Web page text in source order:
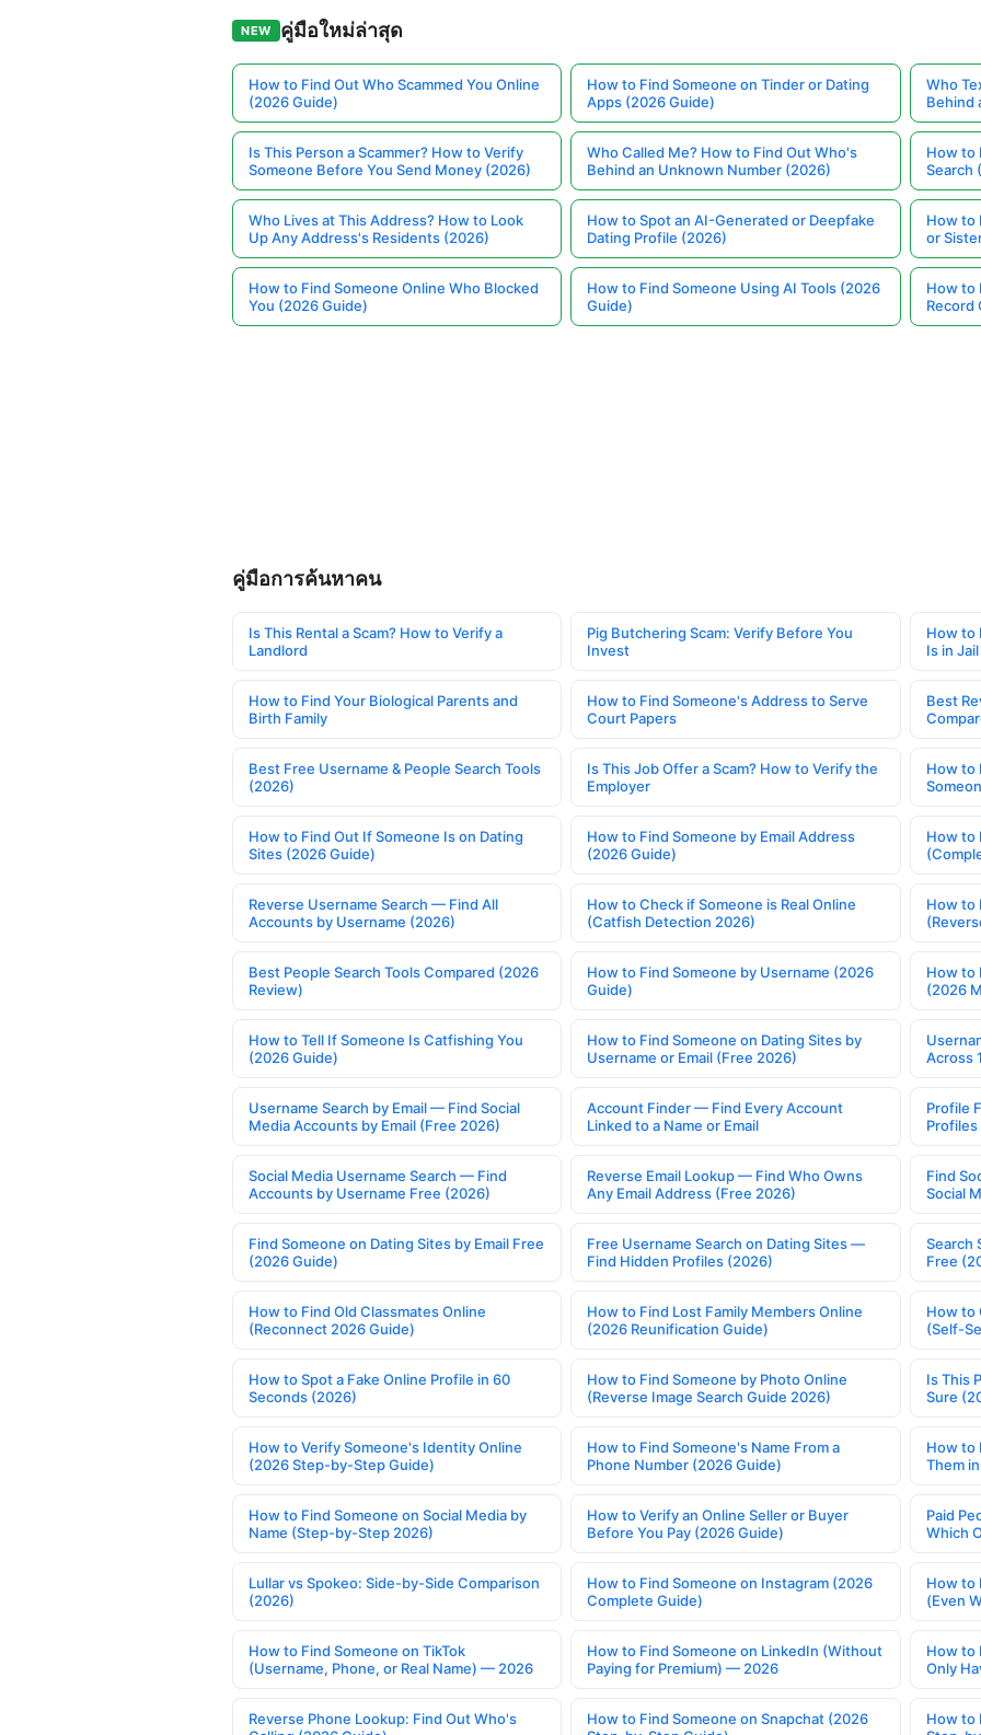
NEW คู่มือใหม่ล่าสุด
How to Find Out Who Scammed You Online
(2026 Guide)
How to Find Someone on Tinder or Dating
Apps (2026 Guide)
Who
Behind
Is This Person a Scammer? How to Verify
Someone Before You Send Money (2026)
Who Called Me? How to Find Out Who's
Behind an Unknown Number (2026)
How to
Search
Who Lives at This Address? How to Look
Up Any Address's Residents (2026)
How to Spot an AI-Generated or Deepfake
Dating Profile (2026)
How to
or
How to Find Someone Online Who Blocked
You (2026 Guide)
How to Find Someone Using AI Tools (2026
Guide)
How to
Record
คู่มือการค้นหาคน
Is This Rental a Scam? How to Verify a
Landlord
Pig Butchering Scam: Verify Before You
Invest
How to
Is in Jail
How to Find Your Biological Parents and
Birth Family
How to Find Someone's Address to Serve
Court Papers
Best
Best Free Username & People Search Tools
(2026)
Is This Job Offer a Scam? How to Verify the
Employer
How to
How to Find Out If Someone Is on Dating
Sites (2026 Guide)
How to Find Someone by Email Address
(2026 Guide)
How to
Reverse Username Search — Find All
Accounts by Username (2026)
How to Check if Someone is Real Online
(Catfish Detection 2026)
How to
Best People Search Tools Compared (2026
Review)
How to Find Someone by Username (2026
Guide)
How to
(2026
How to Tell If Someone Is Catfishing You
(2026 Guide)
How to Find Someone on Dating Sites by
Username or Email (Free 2026)
Across
Username Search by Email — Find Social
Media Accounts by Email (Free 2026)
Account Finder — Find Every Account
Linked to a Name or Email
Profile
Profiles
Social Media Username Search — Find
Accounts by Username Free (2026)
Reverse Email Lookup — Find Who Owns
Any Email Address (Free 2026)
Find
Social
Find Someone on Dating Sites by Email Free
(2026 Guide)
Free Username Search on Dating Sites —
Find Hidden Profiles (2026)
Search
Free
How to Find Old Classmates Online
(Reconnect 2026 Guide)
How to Find Lost Family Members Online
(2026 Reunification Guide)
How to
(Self-
How to Spot a Fake Online Profile in 60
Seconds (2026)
How to Find Someone by Photo Online
(Reverse Image Search Guide 2026)
Is This
Sure
How to Verify Someone's Identity Online
(2026 Step-by-Step Guide)
How to Find Someone's Name From a
Phone Number (2026 Guide)
How to
Them
How to Find Someone on Social Media by
Name (Step-by-Step 2026)
How to Verify an Online Seller or Buyer
Before You Pay (2026 Guide)
Paid
Which
Lullar vs Spokeo: Side-by-Side Comparison
(2026)
How to Find Someone on Instagram (2026
Complete Guide)
How to
(Even
How to Find Someone on TikTok
(Username, Phone, or Real Name) — 2026
How to Find Someone on LinkedIn (Without
Paying for Premium) — 2026
How to
Only
Reverse Phone Lookup: Find Out Who's
How to Find Someone on Snapchat (2026
How to